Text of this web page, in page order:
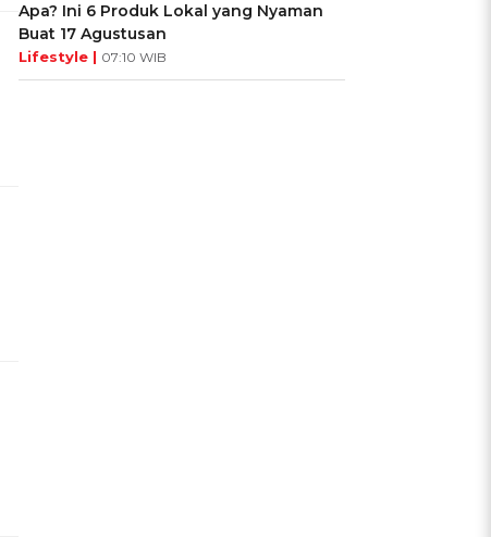
Apa? Ini 6 Produk Lokal yang Nyaman
Buat 17 Agustusan
Lifestyle | 07:10 WIB